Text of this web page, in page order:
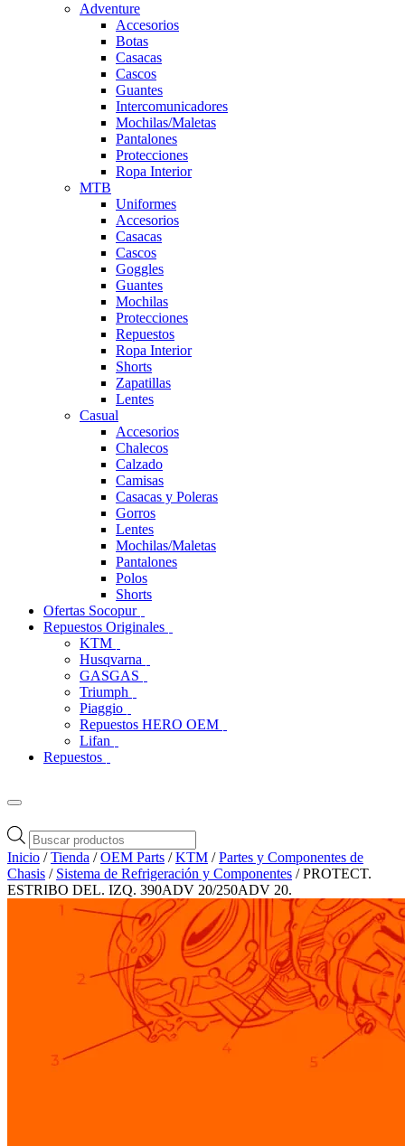
Adventure
Accesorios
Botas
Casacas
Cascos
Guantes
Intercomunicadores
Mochilas/Maletas
Pantalones
Protecciones
Ropa Interior
MTB
Uniformes
Accesorios
Casacas
Cascos
Goggles
Guantes
Mochilas
Protecciones
Repuestos
Ropa Interior
Shorts
Zapatillas
Lentes
Casual
Accesorios
Chalecos
Calzado
Camisas
Casacas y Poleras
Gorros
Lentes
Mochilas/Maletas
Pantalones
Polos
Shorts
Ofertas Socopur
Repuestos Originales
KTM
Husqvarna
GASGAS
Triumph
Piaggio
Repuestos HERO OEM
Lifan
Repuestos
Búsqueda
de
productos
Inicio /Tienda /OEM Parts /KTM /Partes y Componentes de
Chasis / Sistema de Refrigeración y Componentes / PROTECT.
ESTRIBO DEL. IZQ. 390ADV 20/250ADV 20.